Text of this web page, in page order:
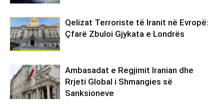
Qelizat Terroriste të Iranit në Evropë:
Çfarë Zbuloi Gjykata e Londrës
Ambasadat e Regjimit Iranian dhe
Rrjeti Global i Shmangies së
Sanksioneve